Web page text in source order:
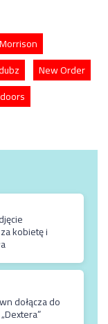
New Order
kobietę i
dołącza do